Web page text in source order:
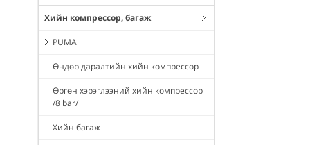
Хийн компрессор, багаж
PUMA
Өндөр даралтийн хийн компрессор
Өргөн хэрэглээний хийн компрессор
/8 bar/
Хийн багаж